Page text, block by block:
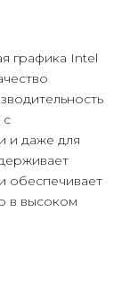
графика Intel
с
и даже для
обеспечивает
в высоком